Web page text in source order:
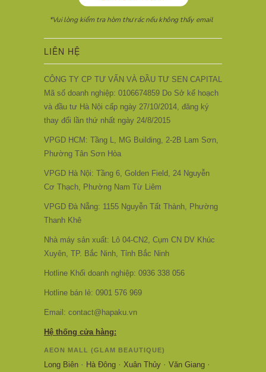
LIÊN HỆ
CÔNG TY CP TƯ VẤN VÀ ĐẦU TƯ SEN CAPITAL
Mã số doanh nghiệp: 0106674859 Do Sở kế hoạch
và đầu tư Hà Nội cấp ngày 27/10/2014, đăng ký
thay đổi lần thứ nhất ngày 24/8/2015
VPGD HCM: Tầng L, MG Building, 2-2B Lam Sơn,
Phường Tân Sơn Hòa
VPGD Hà Nội: Tầng 6, Golden Field, 24 Nguyễn
Cơ Thạch, Phường Nam Từ Liêm
VPGD Đà Nẵng: 1155 Nguyễn Tất Thành, Phường
Thanh Khê
Nhà máy sản xuất: Lô 04-CN2, Cụm CN DV Khúc
Xuyên, TP. Bắc Ninh, Tỉnh Bắc Ninh
Hotline Khối doanh nghiệp: 0936 338 056
Hotline bán lẻ: 0901 576 969
Email: contact@hapaku.vn
Hệ thống cửa hàng:
AEON MALL (GLAM BEAUTIQUE)
Long Biên · Hà Đông · Xuân Thủy · Văn Giang ·